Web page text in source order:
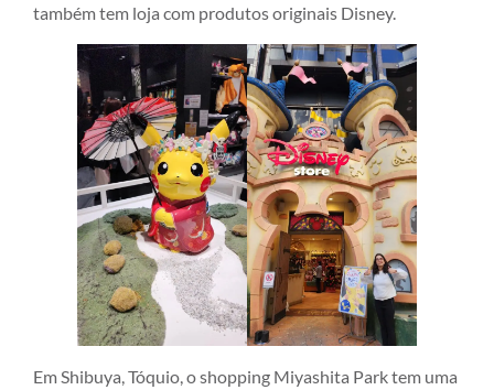
também tem loja com produtos originais Disney.
Em Shibuya, Tóquio, o shopping Miyashita Park tem uma